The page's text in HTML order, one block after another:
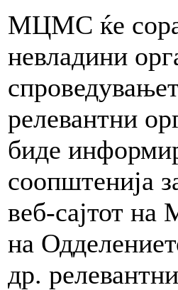
МЦМС ќе
невладини
релевантни
биде
соопштенија
веб-сајтот на
на
др.